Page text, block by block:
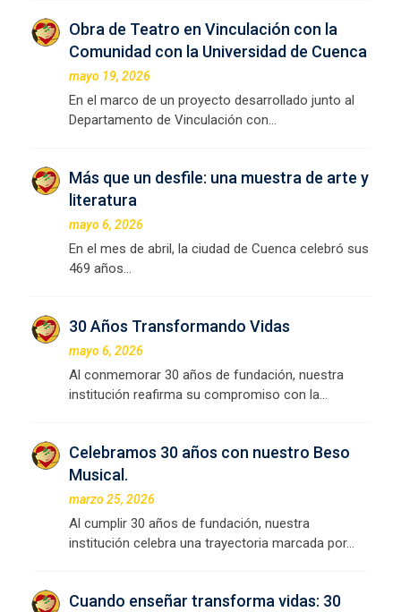
Obra de Teatro en Vinculación con la
Comunidad con la Universidad de Cuenca
mayo 19, 2026
En el marco de un proyecto desarrollado junto al
Departamento de Vinculación con…
Más que un desfile: una muestra de arte y
literatura
mayo 6, 2026
En el mes de abril, la ciudad de Cuenca celebró sus
469 años…
30 Años Transformando Vidas
mayo 6, 2026
Al conmemorar 30 años de fundación, nuestra
institución reafirma su compromiso con la…
Celebramos 30 años con nuestro Beso
Musical.
marzo 25, 2026
Al cumplir 30 años de fundación, nuestra
institución celebra una trayectoria marcada por…
Cuando enseñar transforma vidas: 30